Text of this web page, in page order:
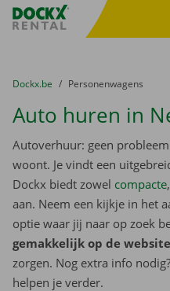
Fratello DEMO
U bevindt zich hier:
van
Dockx.be naar
Personenwagens
Auto huren in
Autoverhuur: geen
woont. Je vindt een
Dockx biedt zowel compacte,
aan. Neem een kijkje in het
optie waar jij naar op zoek
gemakkelijk op de website
zorgen. Nog extra info
helpen je verder.